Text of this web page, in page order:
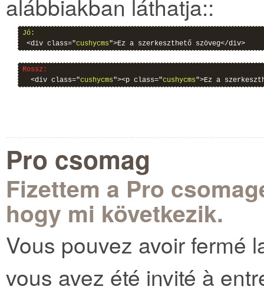
alábbiakban láthatja::
Jó:
<div class="cushycms">Ez a szerkeszthető szöveg</div>
Rossz:
<div class="cushycms"><p class="cushycms">Ez a
Pro csomag
Fizettem a Pro
hogy mi következik.
Vous pouvez avoir fermé
vous avez été invité à